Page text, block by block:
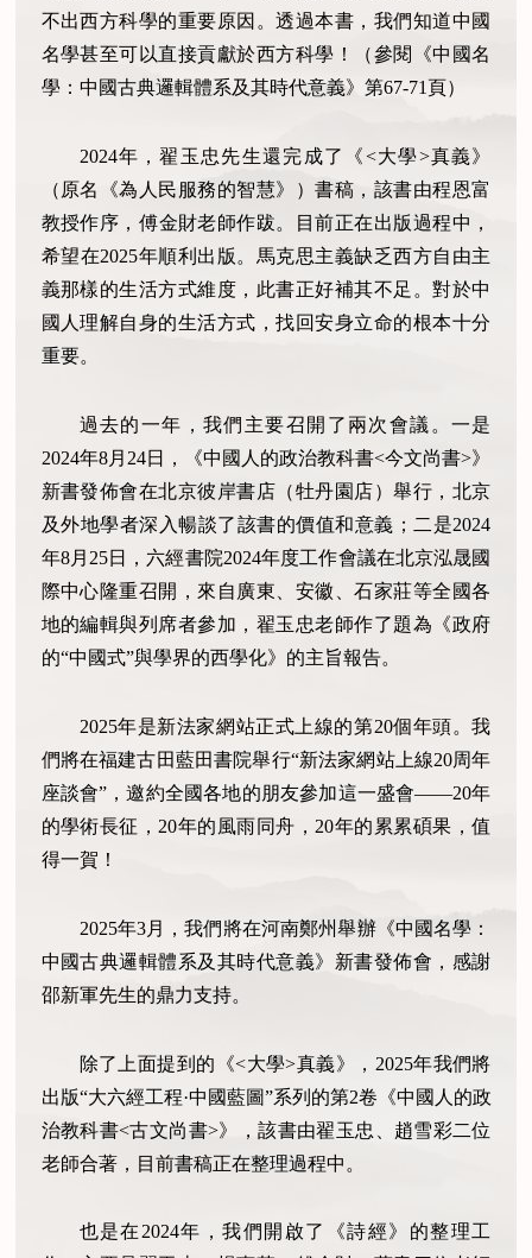
不出西方科學的重要原因。透過本書，我們知道中國
名學甚至可以直接貢獻於西方科學！（參閱《中國名
學：中國古典邏輯體系及其時代意義》第67-71頁）
2024年，翟玉忠先生還完成了《<大學>真義》
（原名《為人民服務的智慧》）書稿，該書由程恩富
教授作序， 傅金財老師作跋。目前正在出版過程中，
希望在2025年順利出版。馬克思主義缺乏西方自由主
義那樣的生活方式維度，此書正好補其不足。對於中
國人理解自身的生活方式，找回安身立命的根本十分
重要。
過去的一年，我們主要召開了兩次會議。一是
2024年8月24日，《中國人的政治教科書<今文尚書>》
新書發佈會在北京彼岸書店（牡丹園店）舉行，北京
及外地學者深入暢談了該書的價值和意義；二是2024
年8月25日，六經書院2024年度工作會議在北京泓晟國
際中心隆重召開，來自廣東、安徽、石家莊等全國各
地的編輯與列席者參加，翟玉忠老師作了題為《政府
的“中國式”與學界的西學化》的主旨報告。
2025年是新法家網站正式上線的第20個年頭。我
們將在福建古田藍田書院舉行“新法家網站上線20周年
座談會”，邀約全國各地的朋友參加這一盛會——20年
的學術長征，20年的風雨同舟，20年的累累碩果，值
得一賀！
2025年3月，我們將在河南鄭州舉辦《中國名學：
中國古典邏輯體系及其時代意義》新書發佈會，感謝
邵新軍先生的鼎力支持。
除了上面提到的《<大學>真義》，2025年我們將
出版“大六經工程·中國藍圖”系列的第2卷《中國人的政
治教科書<古文尚書>》，該書由翟玉忠、趙雪彩二位
老師合著，目前書稿正在整理過程中。
也是在2024年，我們開啟了《詩經》的整理工